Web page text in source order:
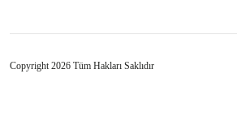
Copyright 2026 Tüm Hakları Saklıdır